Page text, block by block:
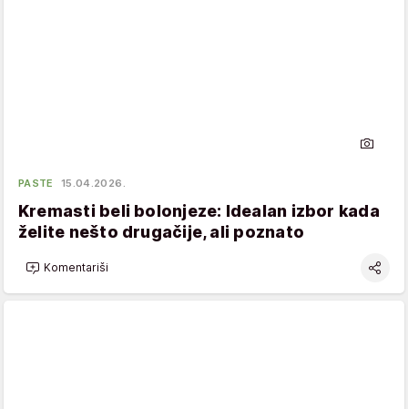
PASTE 15.04.2026.
Kremasti beli bolonjeze: Idealan izbor kada
želite nešto drugačije, ali poznato
Komentariši